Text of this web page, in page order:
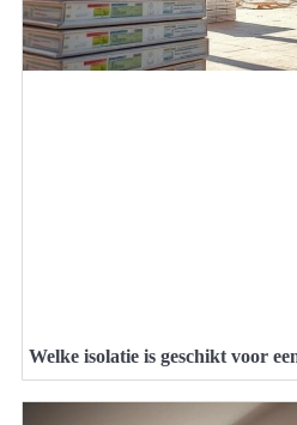
Welke isolatie is geschikt voor